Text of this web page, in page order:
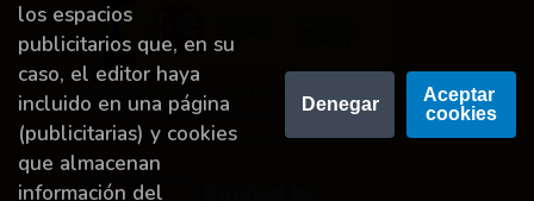
Proyecto financiado por la Dirección General del
Libro y Fomento de la Lectura, Ministerio de
Cultura y Deporte.
los espacios
publicitarios que, en su
caso, el editor haya
incluido en una página
(publicitarias) y cookies
que almacenan
información del
Denegar
Aceptar
cookies